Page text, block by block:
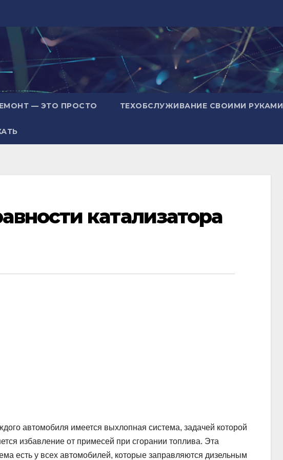
— ЭТО ПРОСТО ТЕХОБСЛУЖИВАНИЕ СВОИМИ РУКАМИ
катализатора
автомобиля имеется выхлопная система, задачей которой
избавление от примесей при сгорании топлива. Эта
есть у всех автомобилей, которые заправляются дизельным